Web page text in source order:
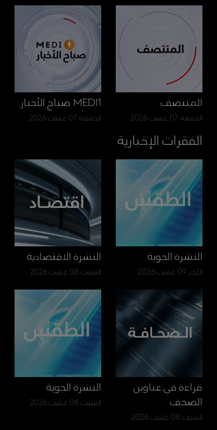
المنتصف
الجمعة 07 غشت 2026
MEDI1 صباح الأخبار
الجمعة 07 غشت 2026
الفقرات الإخبارية
النشرة الجوية
الأحد 09 غشت 2026
النشرة الاقتصادية
السبت 08 غشت 2026
قراءة في عناوين
الصحف
السبت 08 غشت 2026
النشرة الجوية
السبت 08 غشت 2026